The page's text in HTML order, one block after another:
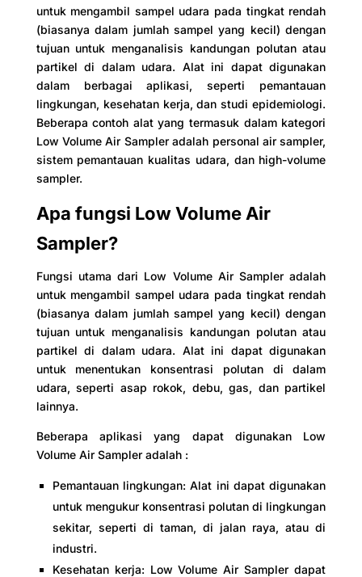
untuk mengambil sampel udara pada tingkat rendah
(biasanya dalam jumlah sampel yang kecil) dengan
tujuan untuk menganalisis kandungan polutan atau
partikel di dalam udara. Alat ini dapat digunakan
dalam berbagai aplikasi, seperti pemantauan
lingkungan, kesehatan kerja, dan studi epidemiologi.
Beberapa contoh alat yang termasuk dalam kategori
Low Volume Air Sampler adalah personal air sampler,
sistem pemantauan kualitas udara, dan high-volume
sampler.
Apa fungsi Low Volume Air
Sampler?
Fungsi utama dari Low Volume Air Sampler adalah
untuk mengambil sampel udara pada tingkat rendah
(biasanya dalam jumlah sampel yang kecil) dengan
tujuan untuk menganalisis kandungan polutan atau
partikel di dalam udara. Alat ini dapat digunakan
untuk menentukan konsentrasi polutan di dalam
udara, seperti asap rokok, debu, gas, dan partikel
lainnya.
Beberapa aplikasi yang dapat digunakan Low
Volume Air Sampler adalah :
Pemantauan lingkungan: Alat ini dapat digunakan
untuk mengukur konsentrasi polutan di lingkungan
sekitar, seperti di taman, di jalan raya, atau di
industri.
Kesehatan kerja: Low Volume Air Sampler dapat